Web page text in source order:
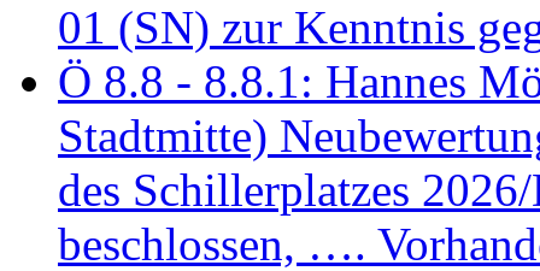
01 (SN) zur Kenntnis
Ö 8.8 - 8.8.1: Hannes
Stadtmitte)
des Schillerplatzes
beschlossen, ….